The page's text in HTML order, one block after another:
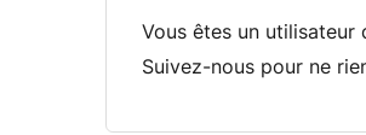
Vous êtes un utilisateur
Suivez-nous pour ne